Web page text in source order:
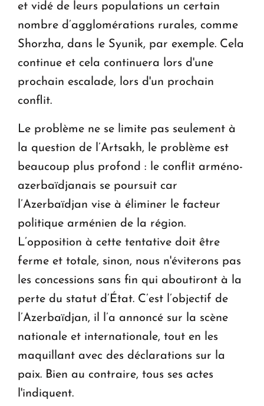
et vidé de leurs populations un certain
nombre d’agglomérations rurales, comme
Shorzha, dans le Syunik, par exemple. Cela
continue et cela continuera lors d'une
prochain escalade, lors d'un prochain
conflit.
Le problème ne se limite pas seulement à
la question de l’Artsakh, le problème est
beaucoup plus profond : le conflit arméno-
azerbaïdjanais se poursuit car
l’Azerbaïdjan vise à éliminer le facteur
politique arménien de la région.
L’opposition à cette tentative doit être
ferme et totale, sinon, nous n'éviterons pas
les concessions sans fin qui aboutiront à la
perte du statut d’État. C’est l’objectif de
l’Azerbaïdjan, il l’a annoncé sur la scène
nationale et internationale, tout en les
maquillant avec des déclarations sur la
paix. Bien au contraire, tous ses actes
l'indiquent.